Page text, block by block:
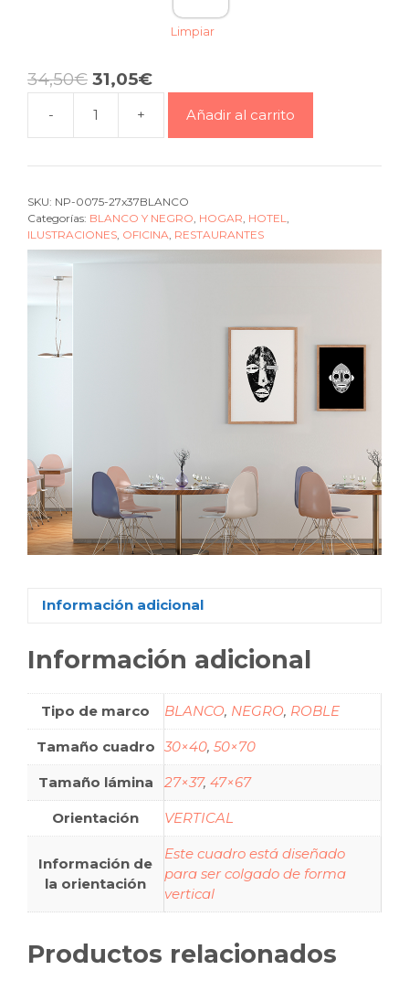
Limpiar
34,50€ 31,05€
-
Cuadro
Mask
white
cantidad
+ Añadir al carrito
SKU: NP-0075-27x37BLANCO
Categorías: BLANCO Y NEGRO HOGAR HOTEL
ILUSTRACIONES OFICINA RESTAURANTES
Información adicional
Información adicional
Tipo de marco BLANCO, NEGRO, ROBLE
Tamaño cuadro 30×40, 50×70
Tamaño lámina 27×37, 47×67
Orientación VERTICAL
Información de
la orientación
Este cuadro está diseñado
para ser colgado de forma
vertical
Productos relacionados